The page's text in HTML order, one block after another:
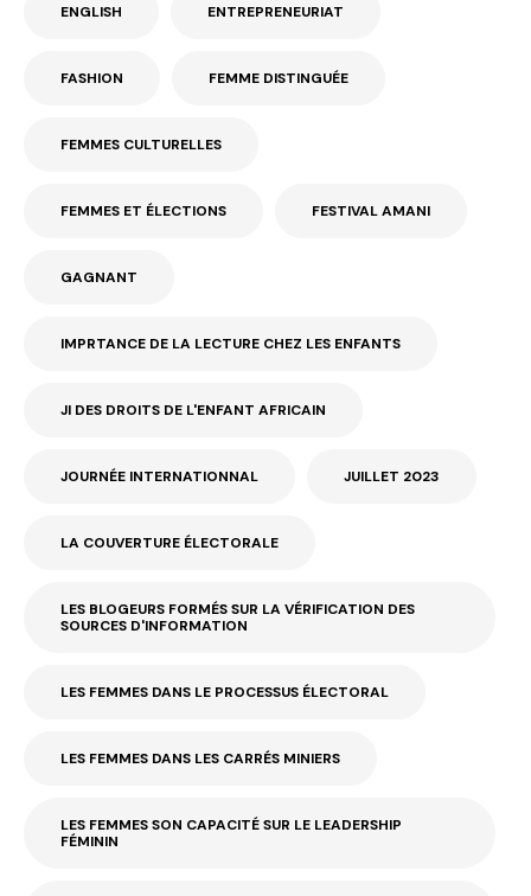
ENGLISH ENTREPRENEURIAT
FASHION FEMME DISTINGUÉE
FEMMES CULTURELLES
FEMMES ET ÉLECTIONS FESTIVAL AMANI
GAGNANT
IMPRTANCE DE LA LECTURE CHEZ LES ENFANTS
JI DES DROITS DE L'ENFANT AFRICAIN
JOURNÉE INTERNATIONNAL JUILLET 2023
LA COUVERTURE ÉLECTORALE
LES BLOGEURS FORMÉS SUR LA VÉRIFICATION DES
SOURCES D'INFORMATION
LES FEMMES DANS LE PROCESSUS ÉLECTORAL
LES FEMMES DANS LES CARRÉS MINIERS
LES FEMMES SON CAPACITÉ SUR LE LEADERSHIP
FÉMININ